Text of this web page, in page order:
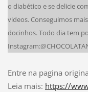
o diabético e se delicie
videos. Conseguimos
docinhos. Todo dia tem
Entre na pagina
Leia mais: https://